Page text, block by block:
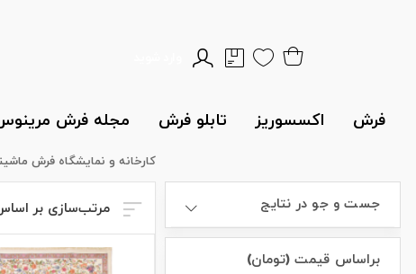
فرش اکسسوریز تابلو فرش مجله فرش
جست و جو در نتایج
براساس قیمت (تومان)
کارخانه و نمایشگاه فرش
مرتب‌سازی بر